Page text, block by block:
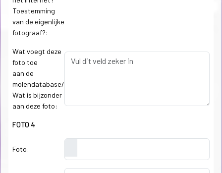
Toestemming
van de eigenlijke
fotograaf?:
Wat voegt deze
foto toe
aan de
molendatabase/
Wat is bijzonder
aan deze foto:
FOTO 4
Foto: